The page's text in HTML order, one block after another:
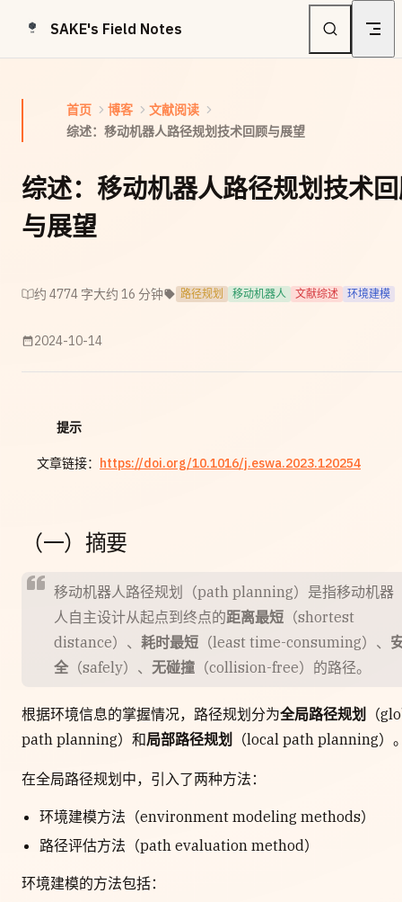
Skip to content
SAKE's Field Notes
首页 博客
文献阅读
综述：移动机器人路径规划技术回顾与展望
综述：移动机器人路径规划技术
与展望
约 4774 字大约 16 分钟 路径规划 移动机器人 文献综述 环境建模
2024-10-14
提示
文章链接： https://doi.org/10.1016/j.eswa.2023.120254
（一）摘要
移动机器人路径规划（path planning）是指移动机器
人自主设计从起点到终点的距离最短 （shortest
distance）、 耗时最短 （least time-consuming）、
全（safely）、 无碰撞 （collision-free）的路径。
根据环境信息的掌握情况，路径规划分为全局路径规划
（
path planning）和局部路径规划 （local path planning）
在全局路径规划中，引入了两种方法：
环境建模方法（environment modeling methods）
路径评估方法（path evaluation method）
环境建模的方法包括：